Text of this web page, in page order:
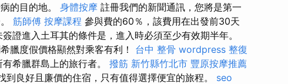
的目的地。 身體按摩 註冊我們的新聞通訊，您將是第一
筋師傅 按摩課程 參與費的60％，該費用在出發前30天
簽證進入土耳其的條件是，進入時必須至少有效期半年。
臘度假價格顯然對乘客有利！ 台中 整骨 wordpress 整復
希臘群島上的旅行者。 撥筋 新竹縣竹北市 豐原按摩推薦
到良好且廉價的住宿，只有值得選擇便宜的旅程。 seo